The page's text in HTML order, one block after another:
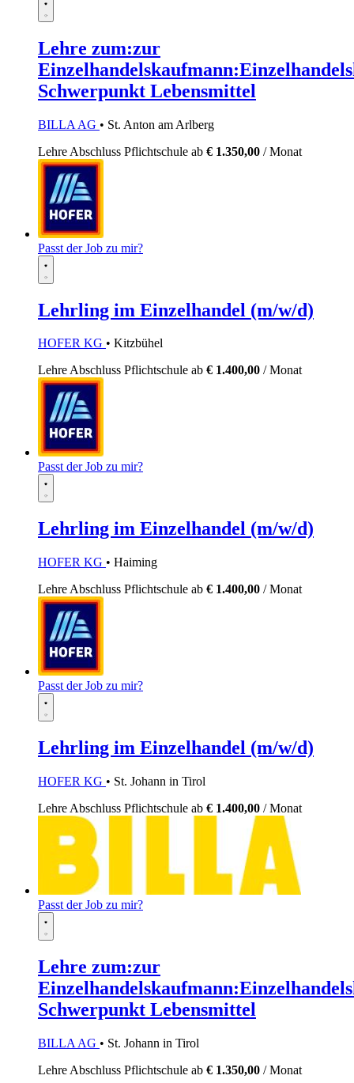
Lehre zum:zur
Schwerpunkt Lebensmittel
BILLA AG • St. Anton am Arlberg
Lehre Abschluss Pflichtschule ab € 1.350,00 / Monat
Passt der Job zu mir?
Lehrling im Einzelhandel (m/w/d)
HOFER KG • Kitzbühel
LehreAbschluss Pflichtschule ab € 1.400,00 / Monat
Passt der Job zu mir?
Lehrling im Einzelhandel (m/w/d)
HOFER KG • Haiming
Lehre Abschluss Pflichtschule ab € 1.400,00 / Monat
Passt der Job zu mir?
Lehrling im Einzelhandel (m/w/d)
HOFER KG • St. Johann in Tirol
Lehre Abschluss Pflichtschule ab € 1.400,00 / Monat
Passt der Job zu mir?
Lehre zum:zur
Schwerpunkt Lebensmittel
BILLA AG • St. Johann in Tirol
Lehre Abschluss Pflichtschule ab € 1.350,00 / Monat